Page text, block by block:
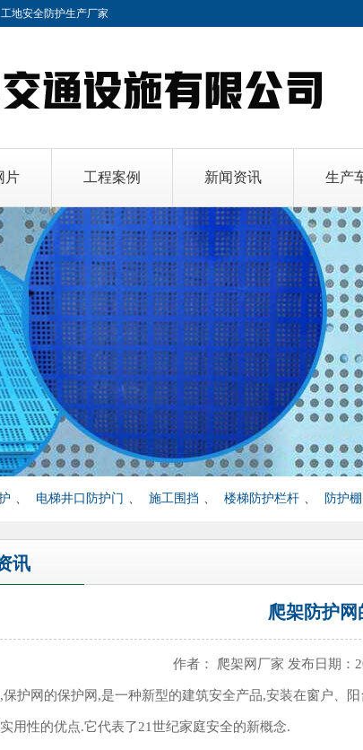
地安全防护生产厂家
片 工程案例 新闻资讯 生产
、 电梯井口防护门 、 施工围挡 、 楼梯防护栏杆 、 防护棚
讯
爬架防护网
作者： 爬架网厂家 发布日期：
网的保护网,是一种新型的建筑安全产品,安装在窗户、阳
用性的优点.它代表了21世纪家庭安全的新概念.